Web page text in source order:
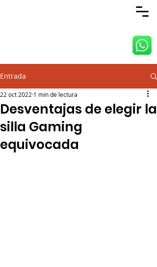
Entrada
Desventajas de elegir la
silla Gaming
equivocada
22 oct 2022 1 min de lectura